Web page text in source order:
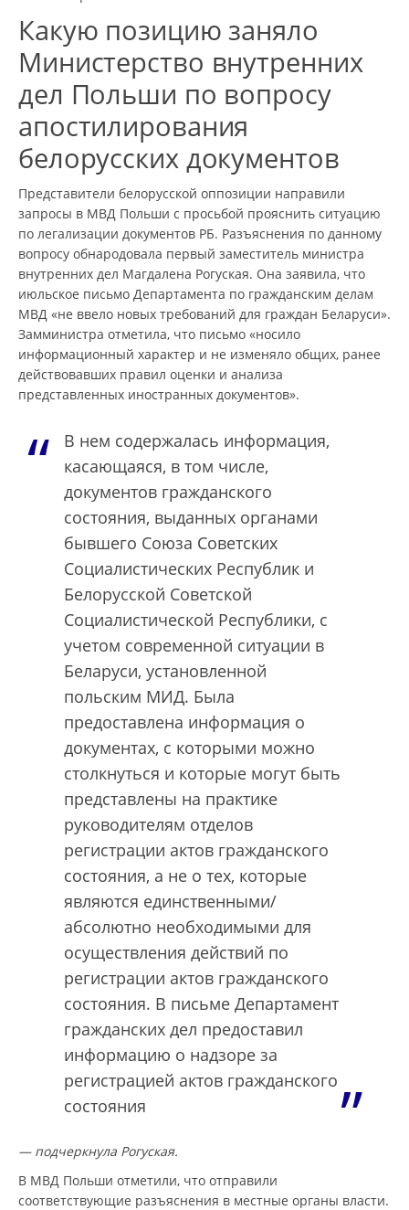
Какую позицию заняло
Министерство внутренних
дел Польши по вопросу
апостилирования
белорусских документов
Представители белорусской оппозиции направили
запросы в МВД Польши с просьбой прояснить ситуацию
по легализации документов РБ. Разъяснения по данному
вопросу обнародовала первый заместитель министра
внутренних дел Магдалена Рогуская. Она заявила, что
июльское письмо Департамента по гражданским делам
МВД «не ввело новых требований для граждан Беларуси».
Замминистра отметила, что письмо «носило
информационный характер и не изменяло общих, ранее
действовавших правил оценки и анализа
представленных иностранных документов».
В нем содержалась информация,
касающаяся, в том числе,
документов гражданского
состояния, выданных органами
бывшего Союза Советских
Социалистических Республик и
Белорусской Советской
Социалистической Республики, с
учетом современной ситуации в
Беларуси, установленной
польским МИД. Была
предоставлена информация о
документах, с которыми можно
столкнуться и которые могут быть
представлены на практике
руководителям отделов
регистрации актов гражданского
состояния, а не о тех, которые
являются единственными/
абсолютно необходимыми для
осуществления действий по
регистрации актов гражданского
состояния. В письме Департамент
гражданских дел предоставил
информацию о надзоре за
регистрацией актов гражданского
состояния
— подчеркнула Рогуская.
В МВД Польши отметили, что отправили
соответствующие разъяснения в местные органы власти.